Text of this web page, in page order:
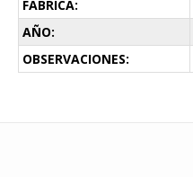
FÁBRICA:
AÑO:
OBSERVACIONES: